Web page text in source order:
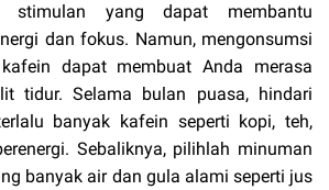
stimulan yang dapat membantu
dan fokus. Namun, mengonsumsi
dapat membuat Anda merasa
tidur. Selama bulan puasa, hindari
banyak kafein seperti kopi, teh,
Sebaliknya, pilihlah minuman
banyak air dan gula alami seperti jus